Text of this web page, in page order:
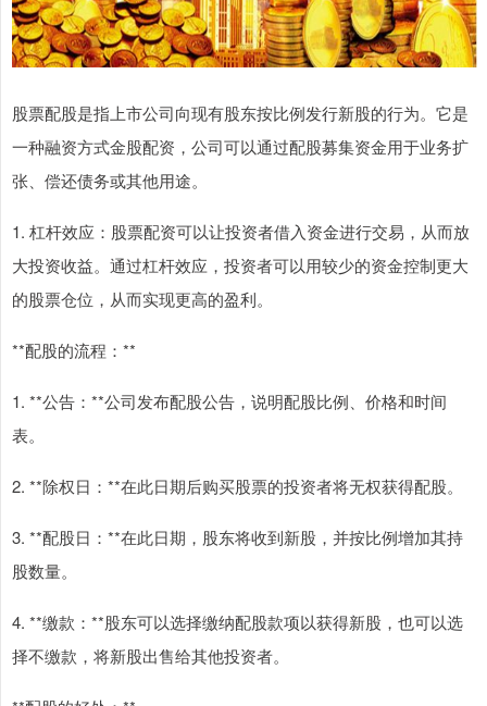
股票配股是指上市公司向现有股东按比例发行新股的行为。它是
一种融资方式金股配资，公司可以通过配股募集资金用于业务扩
张、偿还债务或其他用途。
1. 杠杆效应：股票配资可以让投资者借入资金进行交易，从而放
大投资收益。通过杠杆效应，投资者可以用较少的资金控制更大
的股票仓位，从而实现更高的盈利。
**配股的流程：**
1. **公告：**公司发布配股公告，说明配股比例、价格和时间
表。
2. **除权日：**在此日期后购买股票的投资者将无权获得配股。
3. **配股日：**在此日期，股东将收到新股，并按比例增加其持
股数量。
4. **缴款：**股东可以选择缴纳配股款项以获得新股，也可以选
择不缴款，将新股出售给其他投资者。